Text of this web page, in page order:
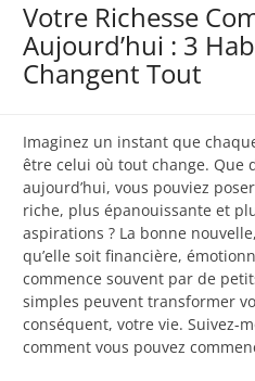
Votre Richesse
Aujourd’hui : 3
Changent Tout
Imaginez un instant que
être celui où tout change. Que
aujourd’hui, vous pouviez
riche, plus épanouissante et
aspirations ? La bonne
qu’elle soit financière,
commence souvent par de
simples peuvent transformer
conséquent, votre vie. Suivez-
comment vous pouvez